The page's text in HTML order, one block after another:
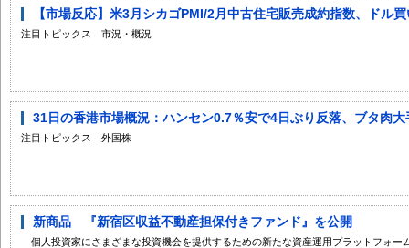
【市場反応】米3月シカゴPMI/2月中古住宅販売成約指数、ドル
注目トピックス 市況・概況
31日の香港市場概況：ハンセン0.7％安で4日ぶり反落、ブタ肉
注目トピックス 外国株
新商品 『新宿区収益不動産担保付きファンド』を公開
個人投資家にさまざまな投資機会を提供するための新たな資産運用プラットフォー